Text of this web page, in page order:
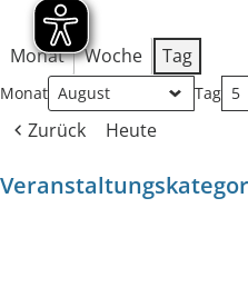
Monat Woche Tag
Monat Tag
Zurück Heute